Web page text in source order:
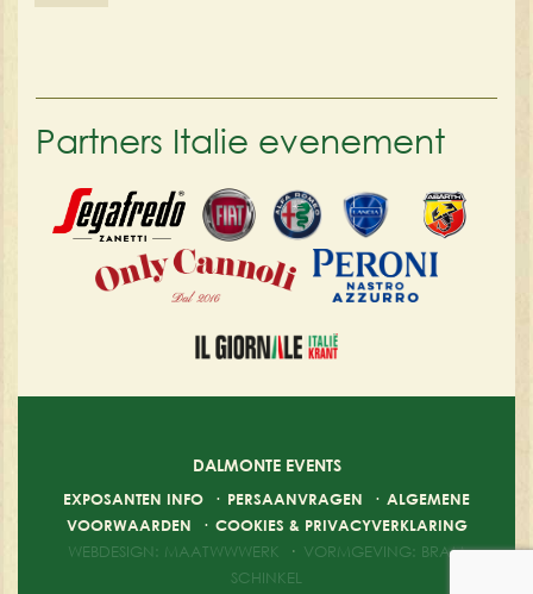
Partners Italie evenement
DALMONTE EVENTS
EXPOSANTEN INFO · PERSAANVRAGEN · ALGEMENE
VOORWAARDEN · COOKIES & PRIVACYVERKLARING
WEBDESIGN: MAATWWWERK
· VORMGEVING: BRAM
SCHINKEL